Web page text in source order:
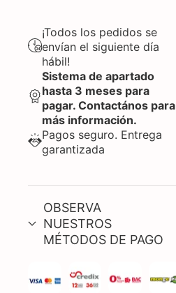
¡Todos los pedidos se
envían el siguiente día
hábil!
Sistema de apartado
hasta 3 meses para
pagar. Contactános para
más información.
Pagos seguro. Entrega
garantizada
OBSERVA
NUESTROS
MÉTODOS DE PAGO